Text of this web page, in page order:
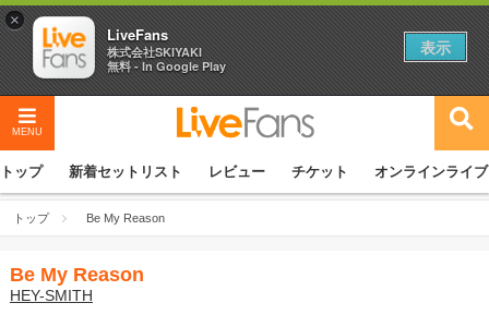
MENU
トップ 新着セットリスト レビュー チケット オンラインライブ
トップ Be My Reason
Be My Reason
HEY-SMITH
×
LiveFans
株式会社SKIYAKI
無料 - In Google Play
表示